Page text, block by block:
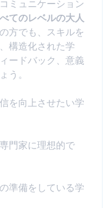
ミュニケーション
てのレベルの大人
方でも、スキルを
構造化された学
ードバック、意義
う。
を向上させたい学
門家に理想的で
準備をしている学